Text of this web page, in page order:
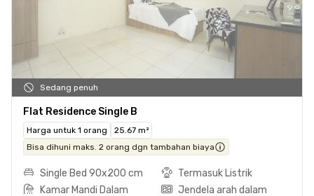
Sedang penuh
Flat Residence Single B
Harga untuk 1 orang
25.67 m²
Bisa dihuni maks. 2 orang dgn tambahan biaya
Single Bed 90x200 cm
Termasuk Listrik
Kamar Mandi Dalam
Jendela arah dalam